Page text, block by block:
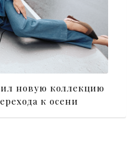
новую коллекцию
к осени